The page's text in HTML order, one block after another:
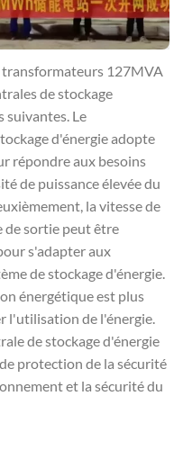
127MVA
de stockage
suivantes. Le
d'énergie adopte
répondre aux besoins
de puissance élevée du
la vitesse de
de sortie peut être
s'adapter aux
de stockage d'énergie.
énergétique est plus
l'utilisation de l'énergie.
de stockage d'énergie
protection de la sécurité
et la sécurité du